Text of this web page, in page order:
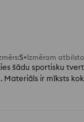
:S Izmēram
šādu sportisku
Materiāls ir mīksts